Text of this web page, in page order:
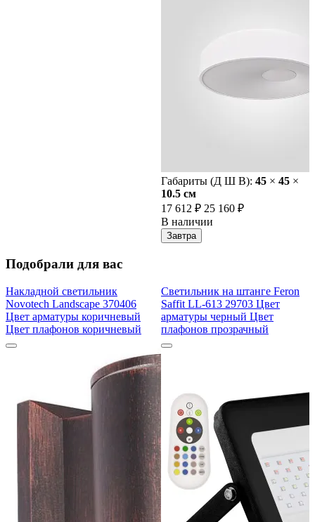
Габариты (Д Ш В): 45 × 45 ×
10.5 cм
17 612 ₽ 25 160 ₽
В наличии
Завтра
Подобрали для вас
Накладной светильник
Novotech Landscape 370406
Цвет арматуры коричневый
Цвет плафонов коричневый
Светильник на штанге Feron
Saffit LL-613 29703 Цвет
арматуры черный Цвет
плафонов прозрачный